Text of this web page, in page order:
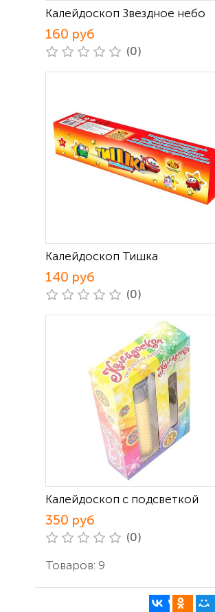
Калейдоскоп Звездное небо
160 руб
(0)
Калейдоскоп Тишка
140 руб
(0)
Калейдоскоп с подсветкой
350 руб
(0)
Товаров: 9